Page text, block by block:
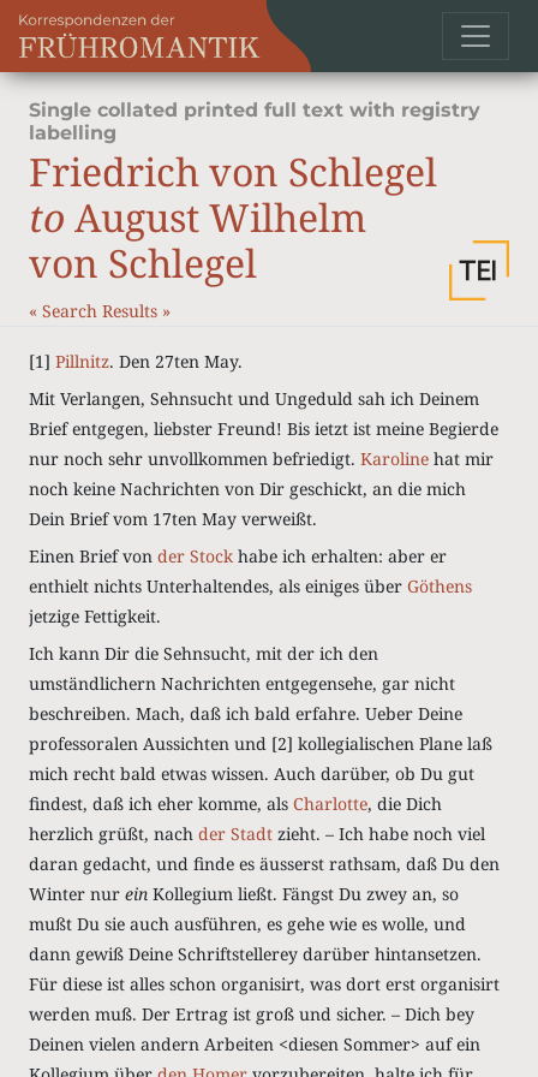
Single collated printed full text with registry
labelling
Friedrich von Schlegel
to August Wilhelm
von Schlegel
« Search Results »
[1] Pillnitz. Den 27ten May.
Mit Verlangen, Sehnsucht und Ungeduld sah ich Deinem
Brief entgegen, liebster Freund! Bis ietzt ist meine Begierde
nur noch sehr unvollkommen befriedigt. Karoline hat mir
noch keine Nachrichten von Dir geschickt, an die mich
Dein Brief vom 17ten May verweißt.
Einen Brief von der Stock habe ich erhalten: aber er
enthielt nichts Unterhaltendes, als einiges über Göthens
jetzige Fettigkeit.
Ich kann Dir die Sehnsucht, mit der ich den
umständlichern Nachrichten entgegensehe, gar nicht
beschreiben. Mach, daß ich bald erfahre. Ueber Deine
professoralen Aussichten und [2] kollegialischen Plane laß
mich recht bald etwas wissen. Auch darüber, ob Du gut
findest, daß ich eher komme, als Charlotte, die Dich
herzlich grüßt, nach der Stadt zieht. – Ich habe noch viel
daran gedacht, und finde es äusserst rathsam, daß Du den
Winter nur ein Kollegium ließt. Fängst Du zwey an, so
mußt Du sie auch ausführen, es gehe wie es wolle, und
dann gewiß Deine Schriftstellerey darüber hintansetzen.
Für diese ist alles schon organisirt, was dort erst organisirt
werden muß. Der Ertrag ist groß und sicher. – Dich bey
Deinen vielen andern Arbeiten <diesen Sommer> auf ein